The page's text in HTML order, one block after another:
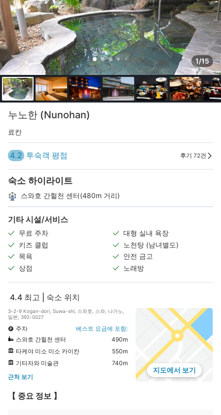
1/15
누노한 (Nunohan)
료칸
4.2 투숙객 평점 후기 72건
숙소 하이라이트
스와호 간헐천 센터(480m 거리)
기타 시설/서비스
무료 주차
대형 실내 욕장
키즈 클럽
노천탕 (남녀별도)
목욕
안전 금고
상점
노래방
4.4 최고 | 숙소 위치
3-2-9 Kogan-dori, Suwa-shi, 스와호, 스와, 나가노,
일본, 392-0027
주차
베스트 요금에 포함:
스와호 간헐천 센터
490m
타케야 미소 미소 카이칸
550m
기타자와 미술관
740m
근처 보기
지도에서 보기
【 중요 정보 】